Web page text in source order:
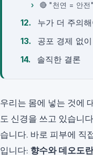
🔴 "천연 = 안전
누가 더 주의
공포 경제 없
솔직한 결론
우리는 몸에 넣는 것에
도 신경을 쓰고 있습니
습니다. 바로 피부에 직
입니다: 향수와 데오도